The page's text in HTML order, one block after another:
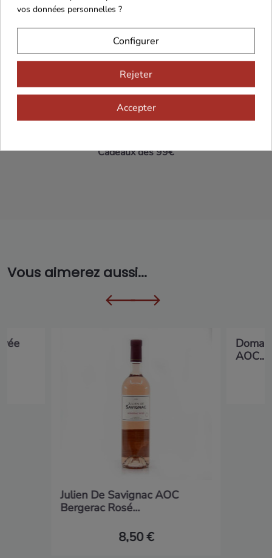
Maison Familiale
Franco de port 79€ Livraison 24h/48h
Cadeaux dès 99€
Vous aimerez aussi...
Julien De Savignac AOC
Bergerac Rosé...
8,50 €
AOC...
vos données personnelles ?
Configurer
Rejeter
Accepter